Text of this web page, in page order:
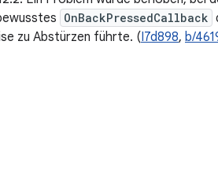
OnBackPressedCallback
zu Abstürzen führte. (I7d898, b/